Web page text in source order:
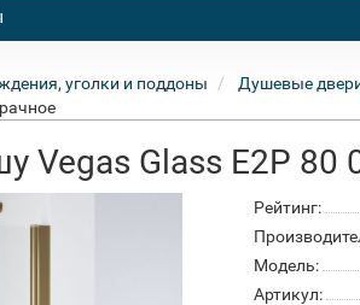
уголки и поддоны Душевые
Vegas Glass E2P 80
Рейтинг:
Модель:
Артикул: